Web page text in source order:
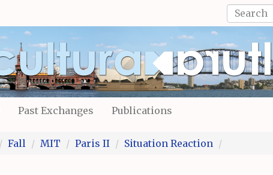
Search
form
Search
Past Exchanges Publications
Fall MIT Paris II Situation Reaction